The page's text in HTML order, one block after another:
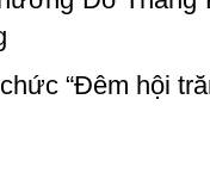
“Đêm hội